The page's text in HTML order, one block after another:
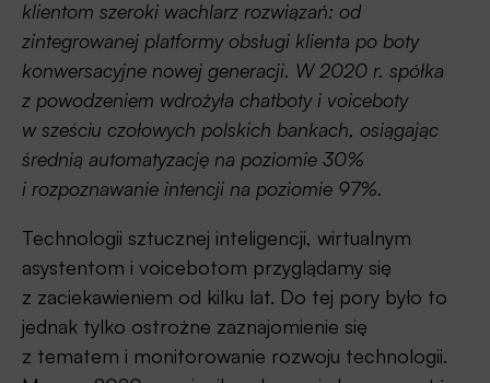
klientom szeroki wachlarz rozwiązań: od
zintegrowanej platformy obsługi klienta po boty
konwersacyjne nowej generacji. W 2020 r. spółka
z powodzeniem wdrożyła chatboty i voiceboty
w sześciu czołowych polskich bankach, osiągając
średnią automatyzację na poziomie 30%
i rozpoznawanie intencji na poziomie 97%.
Technologii sztucznej inteligencji, wirtualnym
asystentom i voicebotom przyglądamy się
z zaciekawieniem od kilku lat. Do tej pory było to
jednak tylko ostrożne zaznajomienie się
z tematem i monitorowanie rozwoju technologii.